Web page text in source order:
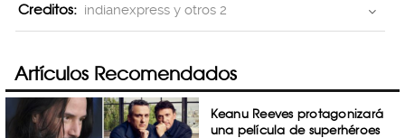
Creditos: indianexpress y otros 2
Artículos Recomendados
Keanu Reeves protagonizará
una película de superhéroes